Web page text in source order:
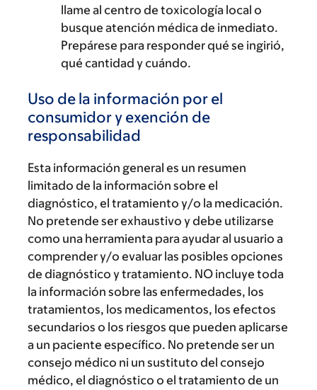
llame al centro de toxicología local o
busque atención médica de inmediato.
Prepárese para responder qué se ingirió,
qué cantidad y cuándo.
Uso de la información por el
consumidor y exención de
responsabilidad
Esta información general es un resumen
limitado de la información sobre el
diagnóstico, el tratamiento y/o la medicación.
No pretende ser exhaustivo y debe utilizarse
como una herramienta para ayudar al usuario a
comprender y/o evaluar las posibles opciones
de diagnóstico y tratamiento. NO incluye toda
la información sobre las enfermedades, los
tratamientos, los medicamentos, los efectos
secundarios o los riesgos que pueden aplicarse
a un paciente específico. No pretende ser un
consejo médico ni un sustituto del consejo
médico, el diagnóstico o el tratamiento de un